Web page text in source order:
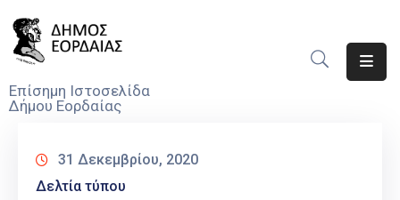
Επίσημη Ιστοσελίδα
Δήμου Εορδαίας
Νέα
31 Δεκεμβρίου, 2020
Δελτία τύπου